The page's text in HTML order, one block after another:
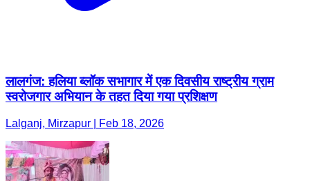
लालगंज: हलिया ब्लॉक सभागार में एक दिवसीय राष्ट्रीय ग्राम
स्वरोजगार अभियान के तहत दिया गया प्रशिक्षण
Lalganj, Mirzapur | Feb 18, 2026